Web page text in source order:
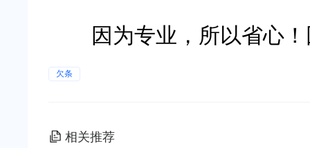
因为专业，所以省心！
欠条
相关推荐